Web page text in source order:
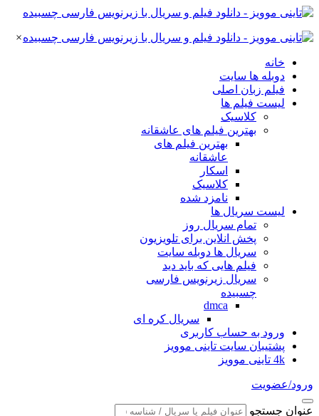
×
خانه
دوبله ها سایت
فیلم زبان اصلی
لیست فیلم ها
کلاسیک
بهترین فیلم های عاشقانه
بهترین فیلم های
عاشقانه
اسکار
کلاسیک
نامزد شده
لیست سریال ها
تمام سریال روز
پخش انلاین برای تلویزیون
سریال ها دوبله سایت
فیلم هایی که باید دید
سریال زیرنویس فارسی
چسبیده
dmca
سریال کره ای
ورود به حساب کاربری
پشتیبان سایت تاینی موویز
4k تاینی موویز
ورود/عضویت
عنوان جستجو